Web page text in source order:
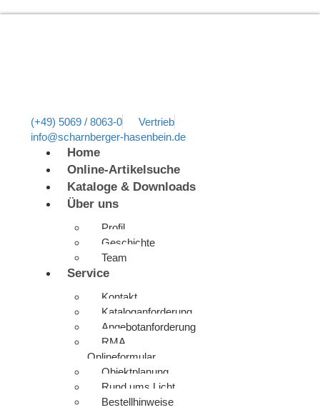
(+49) 5069 / 8063-0
Vertrieb
info@scharnberger-hasenbein.de
Home
Online-Artikelsuche
Kataloge & Downloads
Über uns
Profil
Geschichte
Team
Service
Kontakt
Kataloganforderung
Angebotanforderung
RMA
Onlineformular
Objektplanung
Rund ums Licht
Bestellhinweise